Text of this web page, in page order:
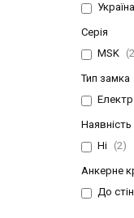
Україна
Серія
MSK
2
Тип замка
Ні
2
Анкерне
До